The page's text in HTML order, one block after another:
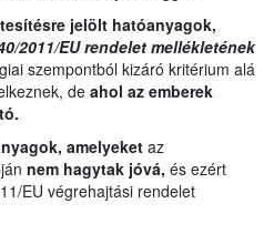
jelölt hatóanyagok,
2011/EU rendelet mellékletének
szempontból kizáró kritérium alá
deahol az emberek
amelyeketaz
nem hagytak jóvá, és ezért
EU végrehajtási rendelet